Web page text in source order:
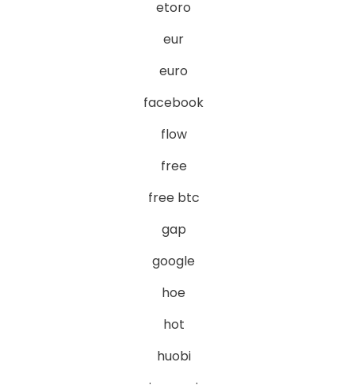
etoro
eur
euro
facebook
flow
free
free btc
gap
google
hoe
hot
huobi